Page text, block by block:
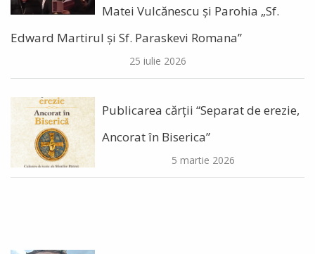
Matei Vulcănescu și Parohia „Sf.
Edward Martirul și Sf. Paraskevi Romana”
25 iulie 2026
Publicarea cărții “Separat de erezie,
Ancorat în Biserica”
5 martie 2026